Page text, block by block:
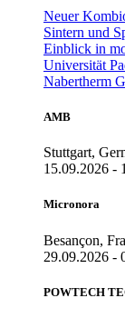
Neuer
Sintern und
Einblick in
Universität
Nabertherm
AMB
Stuttgart,
15.09.2026 -
Micronora
Besançon,
29.09.2026 -
POWTECH